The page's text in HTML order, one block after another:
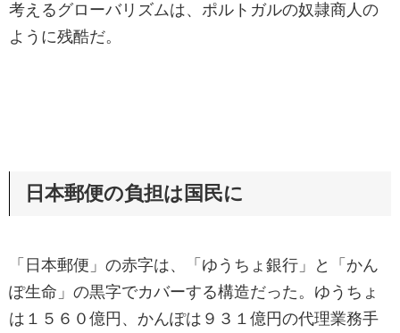
考えるグローバリズムは、ポルトガルの奴隷商人の
ように残酷だ。
日本郵便の負担は国民に
「日本郵便」の赤字は、「ゆうちょ銀行」と「かん
ぽ生命」の黒字でカバーする構造だった。ゆうちょ
は１５６０億円、かんぽは９３１億円の代理業務手